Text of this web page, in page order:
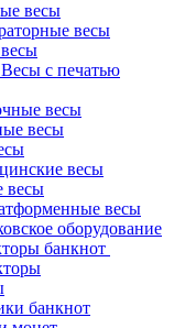
весы
весы
Весы с печатью
весы
весы
весы
весы
весы
оборудование
банкнот
банкнот